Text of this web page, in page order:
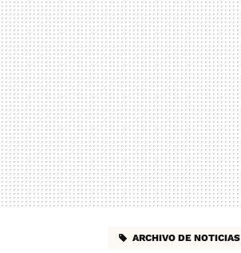
ARCHIVO DE NOTICIAS